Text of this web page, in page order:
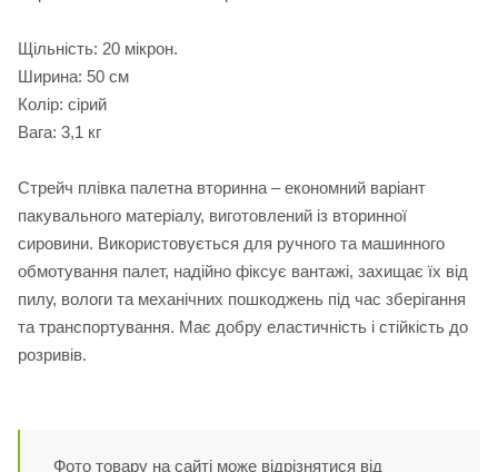
Щільність: 20 мікрон.
Ширина: 50 см
Колір: сірий
Вага: 3,1 кг
Стрейч плівка палетна вторинна – економний варіант
пакувального матеріалу, виготовлений із вторинної
сировини. Використовується для ручного та машинного
обмотування палет, надійно фіксує вантажі, захищає їх від
пилу, вологи та механічних пошкоджень під час зберігання
та транспортування. Має добру еластичність і стійкість до
розривів.
Фото товару на сайті може відрізнятися від